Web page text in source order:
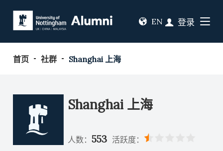
EN 登录
首页 社群 Shanghai 上海
Shanghai 上海
人数： 553 活跃度：